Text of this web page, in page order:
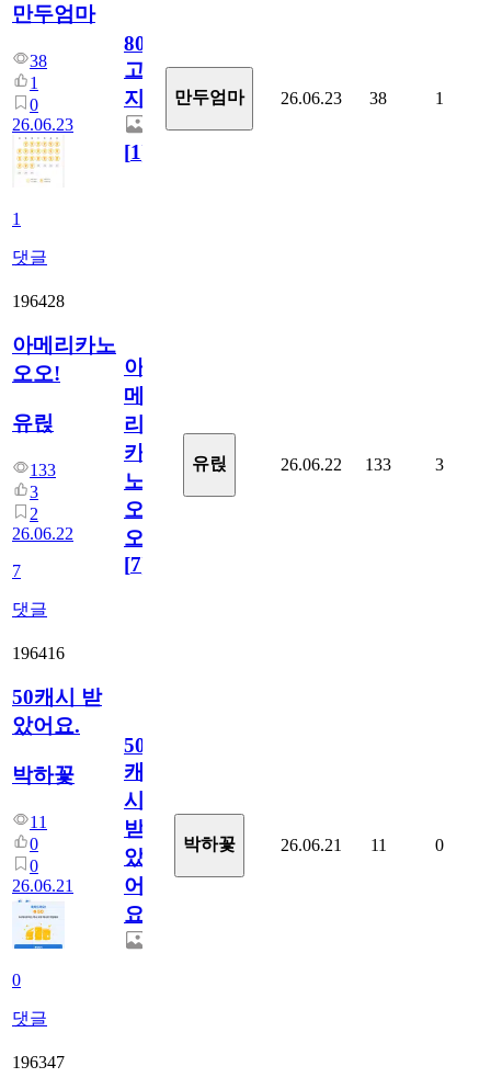
만두엄마
38
1
0
26.06.23
1
댓글
800
고
지.
[1]
만두엄마 26.06.23 38 1
196428
아메리카노
오오!
유릱
133
3
2
26.06.22
7
댓글
아
메
리
카
노
오
오!
[7]
유릱 26.06.22 133 3
196416
50캐시 받
았어요.
박하꽃
11
0
0
26.06.21
0
댓글
50
캐
시
받
았
어
요.
박하꽃 26.06.21 11 0
196347